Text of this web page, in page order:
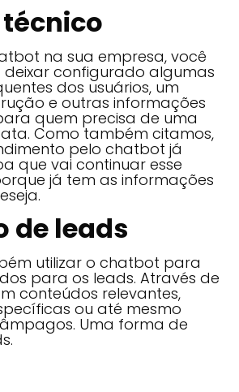
na sua empresa, você
configurado algumas
dos usuários, um
e outras informações
quem precisa de uma
Como também citamos,
pelo chatbot já
que vai continuar esse
já tem as informações
de leads
utilizar o chatbot para
para os leads. Através de
conteúdos relevantes,
ou até mesmo
Uma forma de